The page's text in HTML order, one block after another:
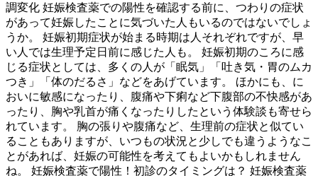
調変化 妊娠検査薬での陽性を確認する前に、つわりの症状
があって妊娠したことに気づいた人もいるのではないでしょ
うか。 妊娠初期症状が始まる時期は人それぞれですが、早
い人では生理予定日前に感じた人も。 妊娠初期のころに感
じる症状としては、多くの人が「眠気」「吐き気・胃のムカ
つき」「体のだるさ」などをあげています。 ほかにも、に
おいに敏感になったり、腹痛や下痢など下腹部の不快感があ
ったり、胸や乳首が痛くなったりしたという体験談も寄せら
れています。 胸の張りや腹痛など、生理前の症状と似てい
ることもありますが、いつもの状況と少しでも違うようなこ
とがあれば、妊娠の可能性を考えてもよいかもしれません
ね。 妊娠検査薬で陽性！初診のタイミングは？ 妊娠検査薬